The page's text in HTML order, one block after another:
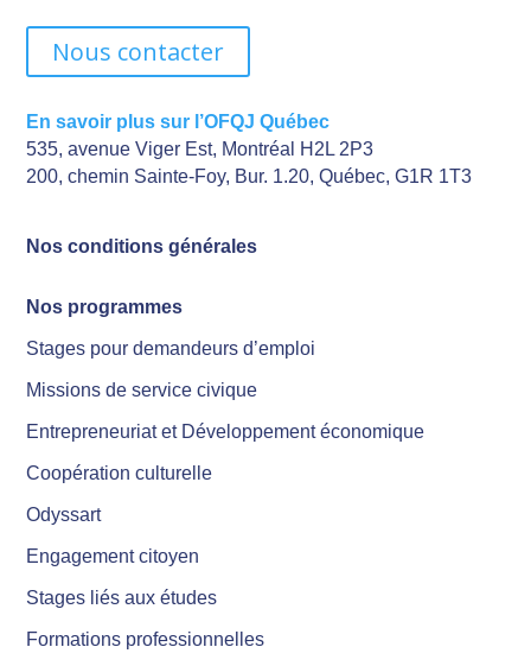
Nous contacter
En savoir plus sur l’OFQJ Québec
535, avenue Viger Est, Montréal H2L 2P3
200, chemin Sainte-Foy, Bur. 1.20, Québec, G1R 1T3
Nos conditions générales
Nos programmes
Stages pour demandeurs d’emploi
Missions de service civique
Entrepreneuriat et Développement économique
Coopération culturelle
Odyssart
Engagement citoyen
Stages liés aux études
Formations professionnelles